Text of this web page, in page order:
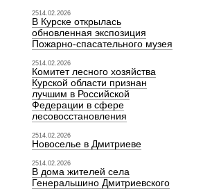
2514.02.2026
В Курске открылась
обновленная экспозиция
Пожарно-спасательного музея
2514.02.2026
Комитет лесного хозяйства
Курской области признан
лучшим в Российской
Федерации в сфере
лесовосстановления
2514.02.2026
Новоселье в Дмитриеве
2514.02.2026
В дома жителей села
Генеральшино Дмитриевского